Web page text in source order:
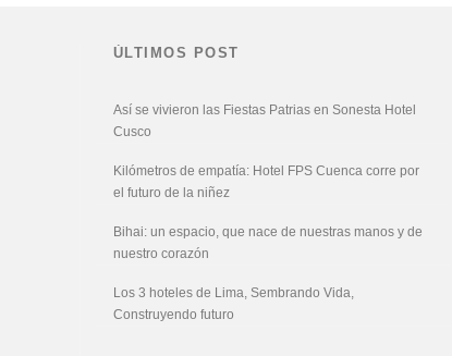
ÚLTIMOS POST
Así se vivieron las Fiestas Patrias en Sonesta Hotel
Cusco
Kilómetros de empatía: Hotel FPS Cuenca corre por
el futuro de la niñez
Bihai: un espacio, que nace de nuestras manos y de
nuestro corazón
Los 3 hoteles de Lima, Sembrando Vida,
Construyendo futuro